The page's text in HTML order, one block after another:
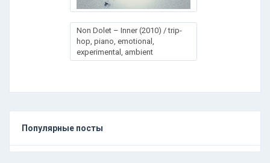
Non Dolet – Inner (2010) / trip-
hop, piano, emotional,
experimental, ambient
Популярные посты